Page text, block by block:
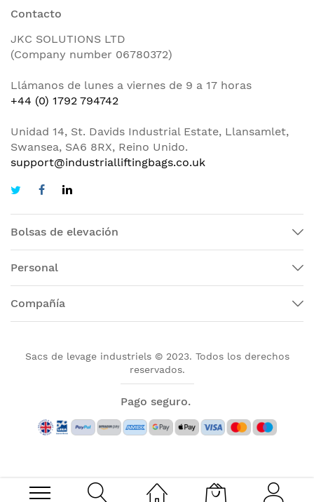
Contacto
JKC SOLUTIONS LTD
(Company number 06780372)
Llámanos de lunes a viernes de 9 a 17 horas
+44 (0) 1792 794742
Unidad 14, St. Davids Industrial Estate, Llansamlet,
Swansea, SA6 8RX, Reino Unido.
support@industrialliftingbags.co.uk
Bolsas de elevación
Personal
Compañía
Sacs de levage industriels © 2023. Todos los derechos
reservados.
Pago seguro.